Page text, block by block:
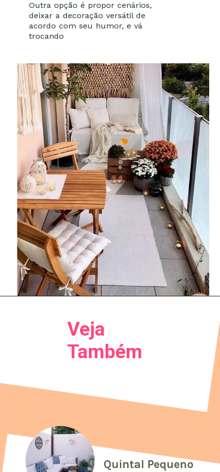
Outra opção é propor cenários,
deixar a decoração versátil de
acordo com seu humor, e vá
trocando
Veja
Também
Quintal Pequeno